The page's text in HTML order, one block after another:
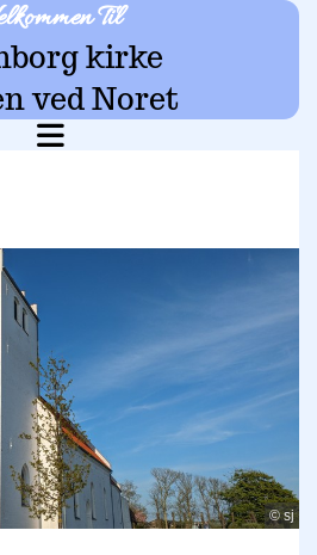
Til
kirke
ved Noret
© sj